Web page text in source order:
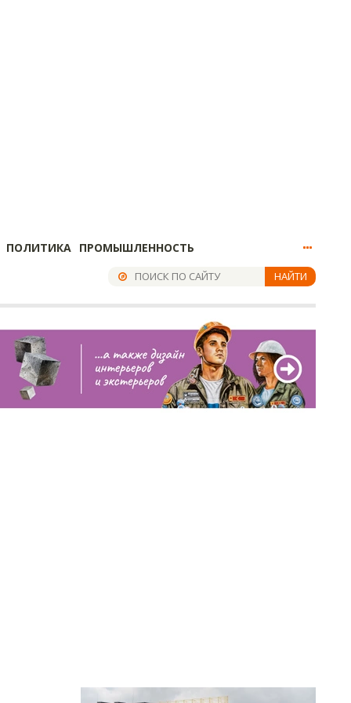
ПОЛИТИКА ПРОМЫШЛЕННОСТЬ
НАЙТИ